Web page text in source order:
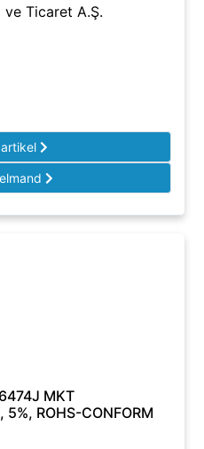
Ticaret A.Ş.
MKT
5%, ROHS-CONFORM